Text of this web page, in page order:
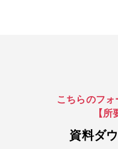
こちらのフ
【所
資料ダ